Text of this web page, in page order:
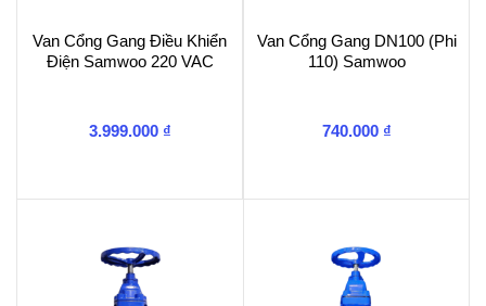
Van Cổng Gang Điều Khiển
Điện Samwoo 220 VAC
3.999.000 ₫
Van Cổng Gang DN100 (Phi
110) Samwoo
740.000 ₫